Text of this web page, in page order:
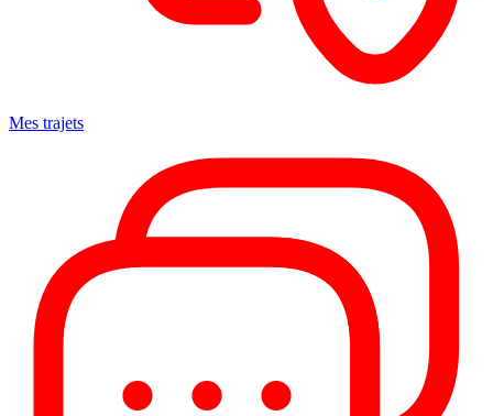
Mes trajets